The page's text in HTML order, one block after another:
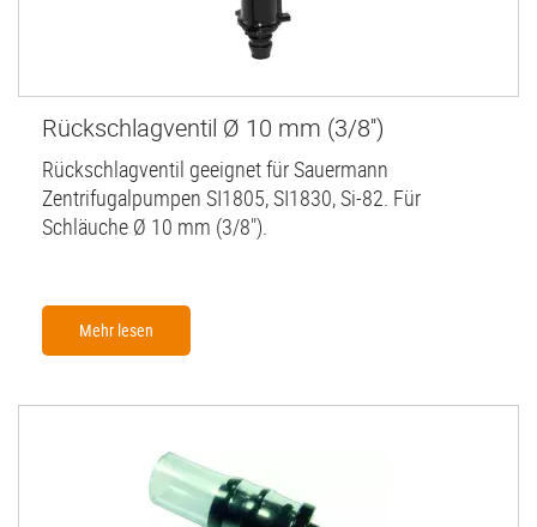
Rückschlagventil Ø 10 mm (3/8'')
Rückschlagventil geeignet für Sauermann
Zentrifugalpumpen SI1805, SI1830, Si-82. Für
Schläuche Ø 10 mm (3/8").
Mehr lesen